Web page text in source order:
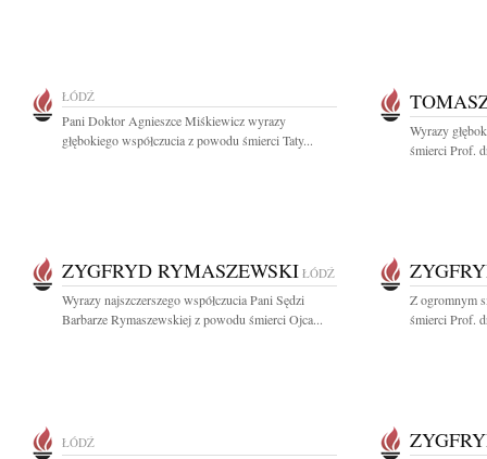
ŁÓDŹ
Pani Doktor Agnieszce Miśkiewicz wyrazy
głębokiego współczucia z powodu śmierci Taty...
Wyrazy
śmierci Prof.
ZYGFRYD RYMASZEWSKI ŁÓDŹ
Wyrazy najszczerszego współczucia Pani Sędzi
Barbarze Rymaszewskiej z powodu śmierci Ojca...
Z ogromnym
śmierci Prof.
ŁÓDŹ